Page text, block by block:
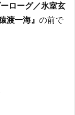
ローグ／氷室玄
渡一海』 の前で